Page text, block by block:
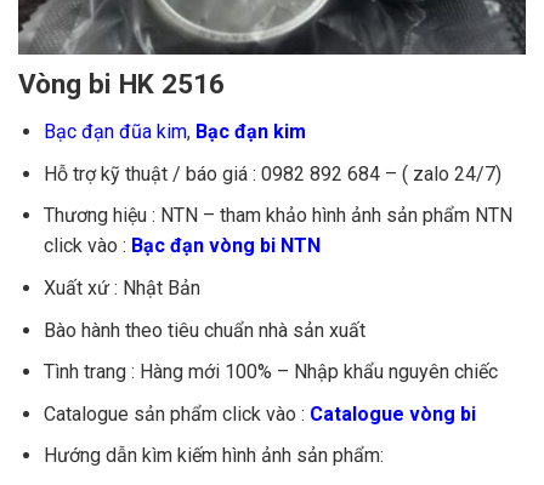
Vòng bi HK 2516
Bạc đạn đũa kim, Bạc đạn kim
Hỗ trợ kỹ thuật / báo giá : 0982 892 684 – ( zalo 24/7)
Thương hiệu : NTN – tham khảo hình ảnh sản phẩm NTN
click vào : Bạc đạn vòng bi NTN
Xuất xứ : Nhật Bản
Bào hành theo tiêu chuẩn nhà sản xuất
Tình trang : Hàng mới 100% – Nhập khẩu nguyên chiếc
Catalogue sản phẩm click vào : Catalogue vòng bi
Hướng dẫn kìm kiếm hình ảnh sản phẩm: